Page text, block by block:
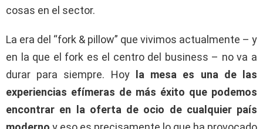
cosas en el sector.
La era del “fork & pillow” que vivimos actualmente – y
en la que el fork es el centro del business – no va a
durar para siempre. Hoy
la mesa es una de las
experiencias efímeras de más éxito que podemos
encontrar en la oferta de ocio de cualquier país